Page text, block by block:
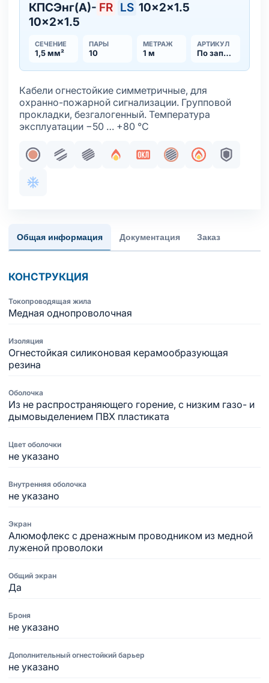
КПСЭнг(А)- FR LS 10×2×1.5
10×2×1.5
СЕЧЕНИЕ
1,5 мм²
ПАРЫ
10
МЕТРАЖ
1 м
АРТИКУЛ
По запросу
Кабели огнестойкие симметричные, для
охранно-пожарной сигнализации. Групповой
прокладки, безгалогенный. Температура
эксплуатации −50 … +80 °С
Жила медная однопроволочная
Парная скрутка
Пучковая скрутка
Огнестойкость
Сертификация в составе
Общий экранБроня
Хладостойкое исполнение оболочки
Общая информация Документация Заказ
КОНСТРУКЦИЯ
Токопроводящая жила
Медная однопроволочная
Изоляция
Огнестойкая силиконовая керамообразующая
резина
Оболочка
Из не распространяющего горение, с низким газо- и
дымовыделением ПВХ пластиката
Цвет оболочки
не указано
Внутренняя оболочка
не указано
Экран
Алюмофлекс с дренажным проводником из медной
луженой проволоки
Общий экран
Да
Броня
не указано
Дополнительный огнестойкий барьер
не указано